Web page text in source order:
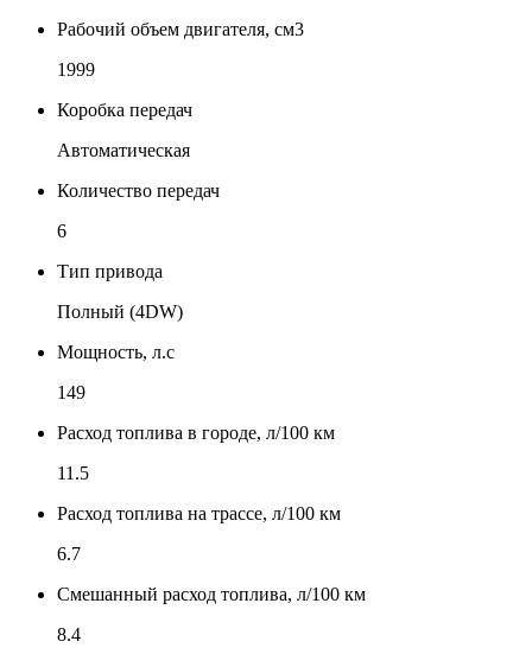
Рабочий объем двигателя, см3
1999
Коробка передач
Автоматическая
Количество передач
6
Тип привода
Полный (4DW)
Мощность, л.с
149
Расход топлива в городе, л/100 км
11.5
Расход топлива на трассе, л/100 км
6.7
Смешанный расход топлива, л/100 км
8.4